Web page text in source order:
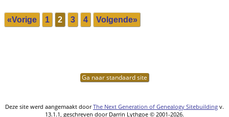
«Vorige 1 2 3 4 Volgende»
Ga naar standaard site
Deze site werd aangemaakt doorThe Next Generation of Genealogy Sitebuilding v.
13.1.1, geschreven door Darrin Lythgoe © 2001-2026.